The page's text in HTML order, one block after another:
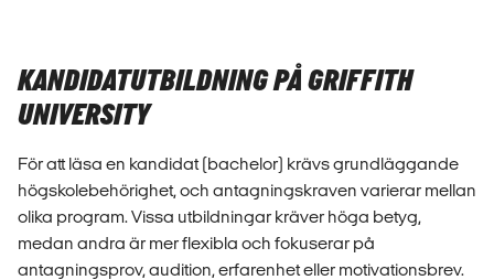
KANDIDATUTBILDNING PÅ GRIFFITH
UNIVERSITY
För att läsa en kandidat (bachelor) krävs grundläggande
högskolebehörighet, och antagningskraven varierar mellan
olika program. Vissa utbildningar kräver höga betyg,
medan andra är mer flexibla och fokuserar på
antagningsprov, audition, erfarenhet eller motivationsbrev.